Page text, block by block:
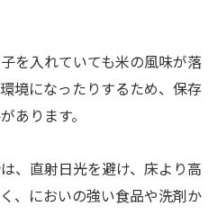
を入れていても米の風味が落
境になったりするため、保存
あります。
、直射日光を避け、床より高
、においの強い食品や洗剤か